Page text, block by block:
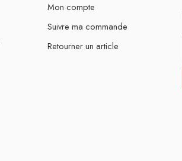
Mon compte
Suivre ma commande
Retourner un article